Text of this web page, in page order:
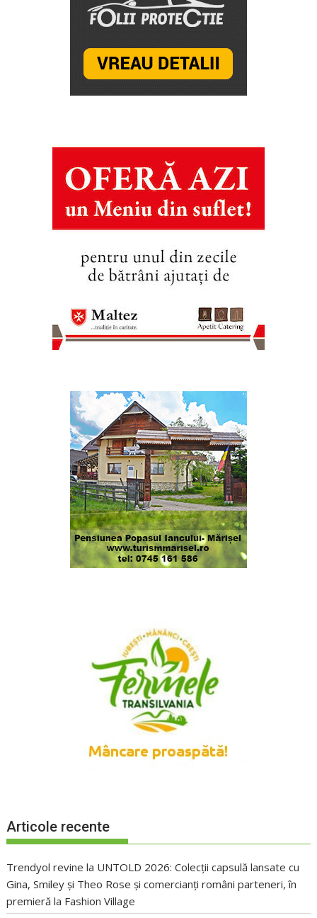
Articole recente
Trendyol revine la UNTOLD 2026: Colecții capsulă lansate cu
Gina, Smiley și Theo Rose și comercianți români parteneri, în
premieră la Fashion Village